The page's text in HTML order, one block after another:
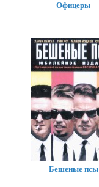
Офицеры
Бешеные псы